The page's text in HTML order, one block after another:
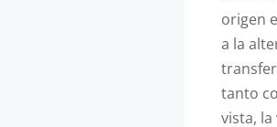
origen
a la
tanto
vista,